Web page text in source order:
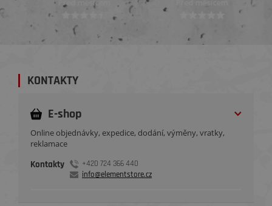
Před měsícem
KONTAKTY
E-shop
Online objednávky, expedice, dodání, výměny, vratky,
reklamace
Kontakty
+420 724 366 440
info@elementstore.cz